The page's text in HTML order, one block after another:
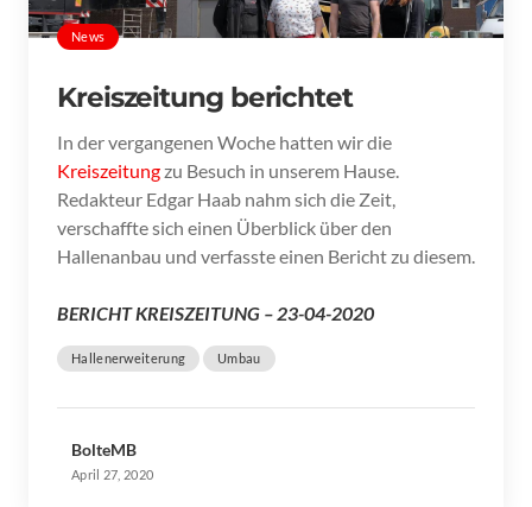
News
Kreiszeitung berichtet
In der vergangenen Woche hatten wir die
Kreiszeitungzu Besuch in unserem Hause.
Redakteur Edgar Haab nahm sich die Zeit,
verschaffte sich einen Überblick über den
Hallenanbau und verfasste einen Bericht zu diesem.
BERICHT KREISZEITUNG – 23-04-2020
Hallenerweiterung Umbau
BolteMB
April 27, 2020